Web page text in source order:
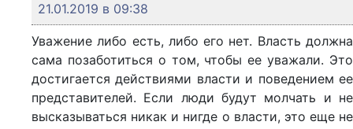
21.01.2019 в 09:38
Уважение либо есть, либо его нет. Власть должна
сама позаботиться о том, чтобы ее уважали. Это
достигается действиями власти и поведением ее
представителей. Если люди будут молчать и не
высказываться никак и нигде о власти, это еще не